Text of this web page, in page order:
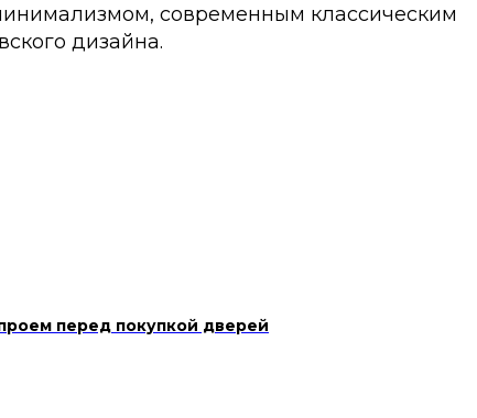
современным классическим
дизайна.
перед покупкой дверей